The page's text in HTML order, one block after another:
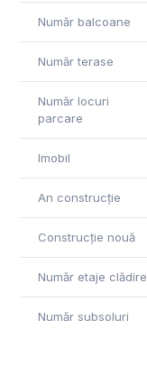
Număr balcoane
Număr terase
Număr locuri
parcare
Imobil
An construcție
Construcție nouă
Număr etaje clădire
Număr subsoluri